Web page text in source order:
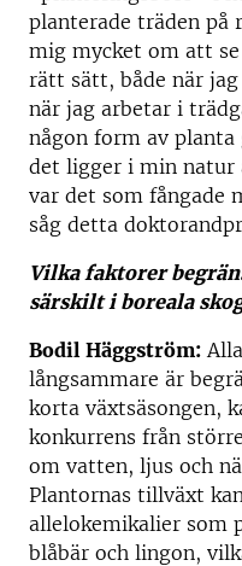
planterade träden
mig mycket om att
rätt sätt, både när
när jag arbetar i
någon form av
det ligger i min
var det som fångade
såg detta
Vilka faktorer
särskilt i boreala
Bodil Häggström:
långsammare är
korta växtsäsongen,
konkurrens från
om vatten, ljus och
Plantornas tillväxt
allelokemikalier som
blåbär och lingon,